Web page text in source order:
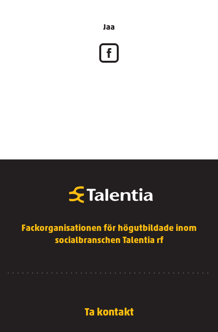
Jaa
Fackorganisationen för högutbildade inom
socialbranschen Talentia rf
Ta kontakt